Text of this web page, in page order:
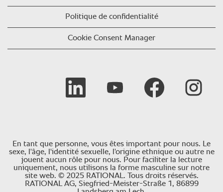
Politique de confidentialité
Cookie Consent Manager
S’ouvre dans un nouvel onglet.
S’ouvre dans un nouvel onglet.
S’ouvre dans un
S’ouvre
En tant que personne, vous êtes important pour nous. Le
sexe, l'âge, l'identité sexuelle, l'origine ethnique ou autre ne
jouent aucun rôle pour nous. Pour faciliter la lecture
uniquement, nous utilisons la forme masculine sur notre
site web. © 2025 RATIONAL. Tous droits réservés.
RATIONAL AG, Siegfried-Meister-Straße 1, 86899